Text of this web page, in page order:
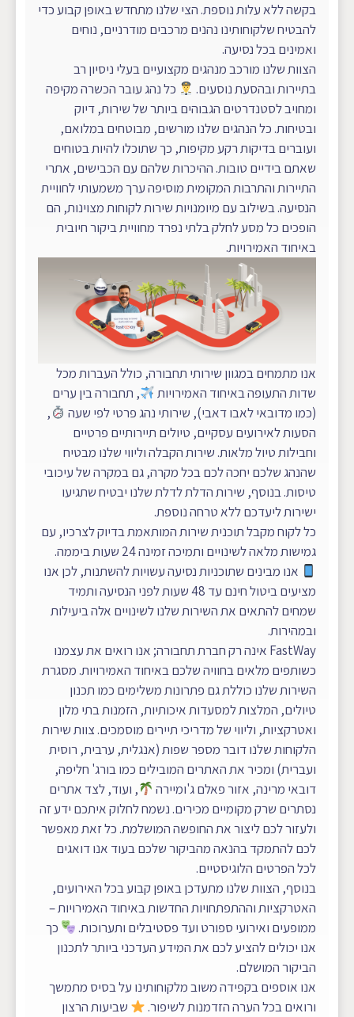
בקשה ללא עלות נוספת. הצי שלנו מתחדש באופן קבוע כדי
להבטיח שלקוחותינו נהנים מרכבים מודרניים, נוחים
ואמינים בכל נסיעה.
הצוות שלנו מורכב מנהגים מקצועיים בעלי ניסיון רב
בתיירות ובהסעת נוסעים.
כל נהג עובר הכשרה מקיפה
ומחויב לסטנדרטים הגבוהים ביותר של שירות, דיוק
ובטיחות. כל הנהגים שלנו מורשים, מבוטחים במלואם,
ועוברים בדיקות רקע מקיפות, כך שתוכלו להיות בטוחים
שאתם בידיים טובות. ההיכרות שלהם עם הכבישים, אתרי
התיירות והתרבות המקומית מוסיפה ערך משמעותי לחוויית
הנסיעה. בשילוב עם מיומנויות שירות לקוחות מצוינות, הם
הופכים כל מסע לחלק בלתי נפרד מחוויית ביקור חיובית
באיחוד האמירויות.
אנו מתמחים במגוון שירותי תחבורה, כולל העברות מכל
שדות התעופה באיחוד האמירויות
, תחבורה בין ערים
(כמו מדובאי לאבו דאבי), שירותי נהג פרטי לפי שעה
,
הסעות לאירועים עסקיים, טיולים תיירותיים פרטיים
וחבילות טיול מלאות. שירות הקבלה וליווי שלנו מבטיח
שהנהג שלכם יחכה לכם בכל מקרה, גם במקרה של עיכובי
טיסות. בנוסף, שירות הדלת לדלת שלנו יבטיח שתגיעו
ישירות ליעדכם ללא טרחה נוספת.
כל לקוח מקבל תוכנית שירות המותאמת בדיוק לצרכיו, עם
גמישות מלאה לשינויים ותמיכה זמינה 24 שעות ביממה.
אנו מבינים שתוכניות נסיעה עשויות להשתנות, לכן אנו
מציעים ביטול חינם עד 48 שעות לפני הנסיעה ותמיד
שמחים להתאים את השירות שלנו לשינויים אלה ביעילות
ובמהירות.
FastWay אינה רק חברת תחבורה; אנו רואים את עצמנו
כשותפים מלאים בחוויה שלכם באיחוד האמירויות. מסגרת
השירות שלנו כוללת גם פתרונות משלימים כמו תכנון
טיולים, המלצות למסעדות איכותיות, הזמנות בתי מלון
ואטרקציות, וליווי של מדריכי תיירים מוסמכים. צוות שירות
הלקוחות שלנו דובר מספר שפות (אנגלית, ערבית, רוסית
ועברית) ומכיר את האתרים המובילים כמו בורג' חליפה,
דובאי מרינה, אזור פאלם ג'ומיירה
, ועוד, לצד אתרים
נסתרים שרק מקומיים מכירים. נשמח לחלוק איתכם ידע זה
ולעזור לכם ליצור את החופשה המושלמת. כל זאת מאפשר
לכם להתמקד בהנאה מהביקור שלכם בעוד אנו דואגים
לכל הפרטים הלוגיסטיים.
בנוסף, הצוות שלנו מתעדכן באופן קבוע בכל האירועים,
האטרקציות וההתפתחויות החדשות באיחוד האמירויות –
ממופעים ואירועי ספורט ועד פסטיבלים ותערוכות.
כך
אנו יכולים להציע לכם את המידע העדכני ביותר לתכנון
הביקור המושלם.
אנו אוספים בקפידה משוב מלקוחותינו על בסיס מתמשך
ורואים בכל הערה הזדמנות לשיפור.
שביעות הרצון